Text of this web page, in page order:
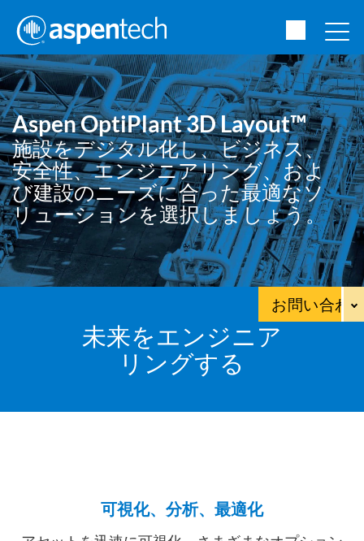
Aspen OptiPlant 3D Layout™
施設をデジタル化し、ビジネス、
安全性、エンジニアリング、およ
び建設のニーズに合った最適なソ
リューションを選択しましょう。
お問い合わ
未来をエンジニア
リングする
可視化、分析、最適化